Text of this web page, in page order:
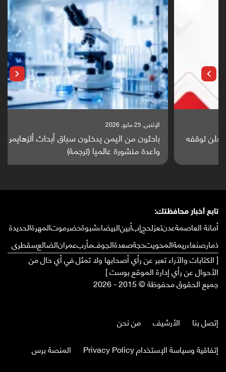
باحثون من اليمن يدخلون سباق أبحاث ألزهايمر بدراسة
واعدة منشورة عالميا (ترجمة)
تابع أخبار محافظتك:
أمانة العاصمةعدنتعزلحجإبأبينالبيضاءشبوةحضرموتالمهرةالحديدة
ذمارصنعاءريمةالمحويتحجةصعدةالجوفمأربعمرانالضالعسقطرى
[ الكتابات والآراء تعبر عن رأي أصحابها ولا تمثل في أي حال من
الأحوال عن رأي إدارة الموقع بوست ]
جميع الحقوق محفوظة © 2015 - 2026
إتصل بنا الأرشيف
من نحن
إتفاقية وسياسة الإستخدام Privacy Policy
المنصة برس